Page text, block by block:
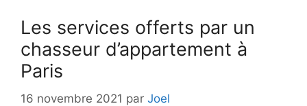
Les services offerts par un
chasseur d’appartement à
Paris
16 novembre 2021 par Joel